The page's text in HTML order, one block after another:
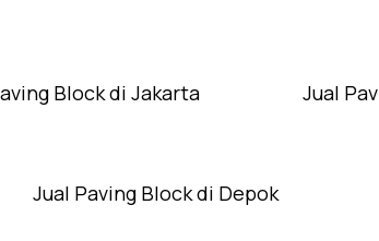
Block di Jakarta Jual
Jual Paving Block di Depok